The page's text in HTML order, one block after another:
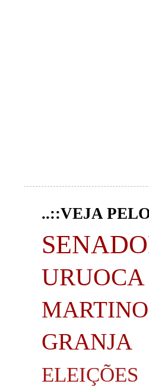
..::VEJA
URUOCA
GRANJA